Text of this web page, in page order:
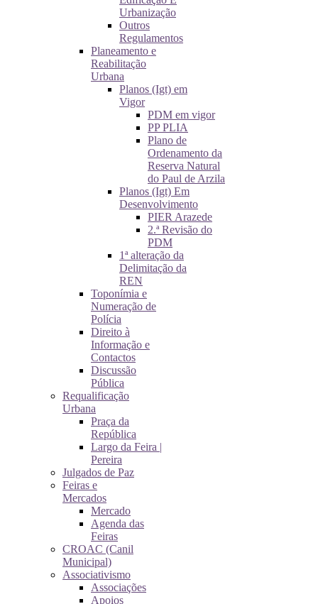
Urbanização
Outros
Regulamentos
Planeamento e
Reabilitação
Urbana
Planos (Igt) em
Vigor
PDM em vigor
PP PLIA
Plano de
Ordenamento da
Reserva Natural
do Paul de Arzila
Planos (Igt) Em
Desenvolvimento
PIER Arazede
2.ª Revisão do
PDM
1ª alteração da
Delimitação da
REN
Toponímia e
Numeração de
Polícia
Direito à
Informação e
Contactos
Discussão
Pública
Requalificação
Urbana
Praça da
República
Largo da Feira |
Pereira
Julgados de Paz
Feiras e
Mercados
Mercado
Agenda das
Feiras
CROAC (Canil
Municipal)
Associativismo
Associações
Apoios